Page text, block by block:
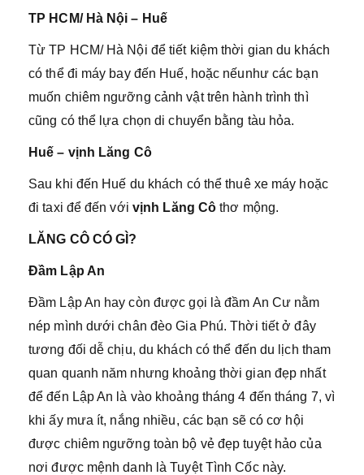
TP HCM/ Hà Nội – Huế
Từ TP HCM/ Hà Nội để tiết kiệm thời gian du khách
có thể đi máy bay đến Huế, hoặc nếunhư các bạn
muốn chiêm ngưỡng cảnh vật trên hành trình thì
cũng có thể lựa chọn di chuyển bằng tàu hỏa.
Huế – vịnh Lăng Cô
Sau khi đến Huế du khách có thể thuê xe máy hoặc
đi taxi để đến với vịnh Lăng Cô thơ mộng.
LĂNG CÔ CÓ GÌ?
Đầm Lập An
Đầm Lập An hay còn được gọi là đầm An Cư nằm
nép mình dưới chân đèo Gia Phú. Thời tiết ở đây
tương đối dễ chịu, du khách có thể đến du lịch tham
quan quanh năm nhưng khoảng thời gian đẹp nhất
để đến Lập An là vào khoảng tháng 4 đến tháng 7, vì
khi ấy mưa ít, nắng nhiều, các bạn sẽ có cơ hội
được chiêm ngưỡng toàn bộ vẻ đẹp tuyệt hảo của
nơi được mệnh danh là Tuyệt Tình Cốc này.